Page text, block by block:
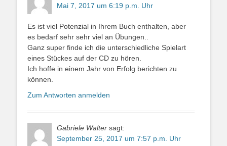
Mai 7, 2017 um 6:19 p.m. Uhr
Es ist viel Potenzial in Ihrem Buch enthalten, aber
es bedarf sehr sehr viel an Übungen..
Ganz super finde ich die unterschiedliche Spielart
eines Stückes auf der CD zu hören.
Ich hoffe in einem Jahr von Erfolg berichten zu
können.
Zum Antworten anmelden
Gabriele Walter sagt:
September 25, 2017 um 7:57 p.m. Uhr